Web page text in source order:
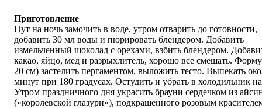
Приготовление
Нут на ночь замочить в воде, утром отварить до готовности,
добавить 30 мл воды и пюрировать блендером. Добавить
измельченный шоколад с орехами, взбить блендером.
какао, яйцо, мед и разрыхлитель, хорошо все смешать.
20 см) застелить пергаментом, выложить тесто. Выпекать
минут при 180 градусах. Остудить и убрать в холодильник
Утром праздничного дня украсить брауни сердечком из
(«королевской глазури»), подкрашенного розовым